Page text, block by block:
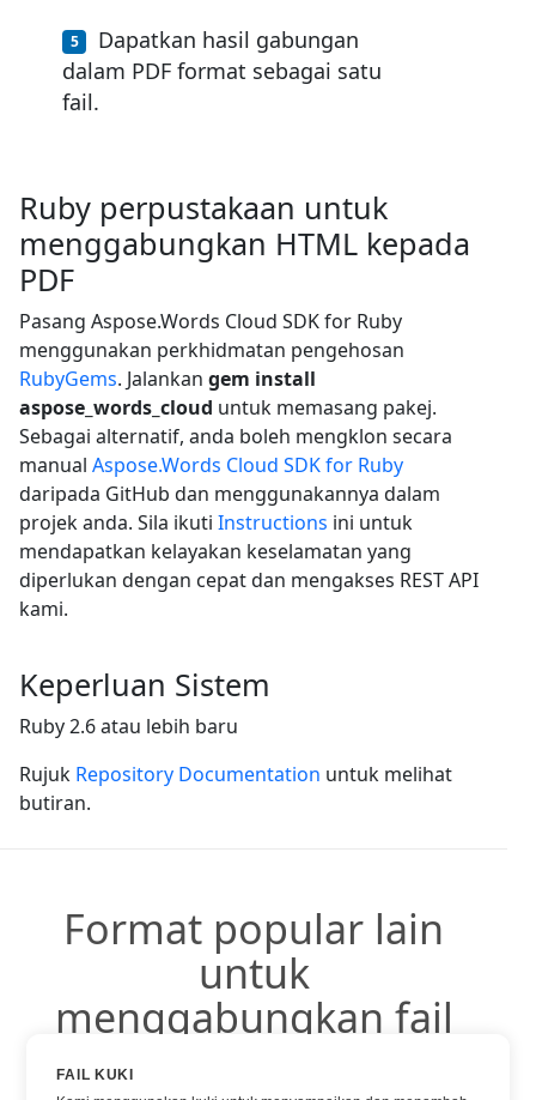
Dapatkan hasil gabungan
dalam PDF format sebagai satu
fail.
Ruby perpustakaan untuk
menggabungkan HTML kepada
PDF
Pasang Aspose.Words Cloud SDK for Ruby
menggunakan perkhidmatan pengehosan
RubyGems. Jalankan gem install
aspose_words_cloud untuk memasang pakej.
Sebagai alternatif, anda boleh mengklon secara
manual Aspose.Words Cloud SDK for Ruby
daripada GitHub dan menggunakannya dalam
projek anda. Sila ikuti Instructions ini untuk
mendapatkan kelayakan keselamatan yang
diperlukan dengan cepat dan mengakses REST API
kami.
Keperluan Sistem
Ruby 2.6 atau lebih baru
Rujuk Repository Documentation untuk melihat
butiran.
Format popular lain
untuk
menggabungkan fail
Anda boleh menggunakan format popular lain:
FAIL KUKI